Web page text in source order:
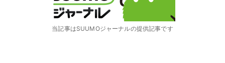
当記事はSUUMOジャーナルの提供記事です